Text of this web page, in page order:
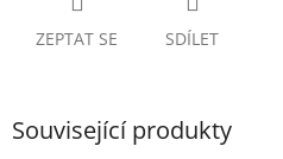
ZEPTAT SE SDÍLET
Související produkty